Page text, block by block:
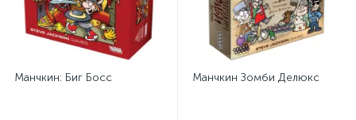
Манчкин: Биг Босс Манчкин Зомби Делюкс